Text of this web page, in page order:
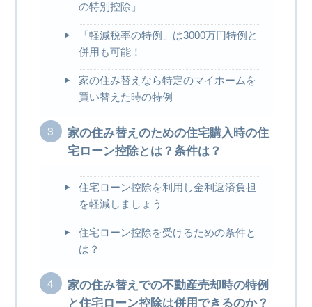
の特別控除」
「軽減税率の特例」は3000万円特例と
併用も可能！
家の住み替えなら特定のマイホームを
買い替えた時の特例
家の住み替えのための住宅購入時の住
宅ローン控除とは？条件は？
住宅ローン控除を利用し金利返済負担
を軽減しましょう
住宅ローン控除を受けるための条件と
は？
家の住み替えでの不動産売却時の特例
と住宅ローン控除は併用できるのか？